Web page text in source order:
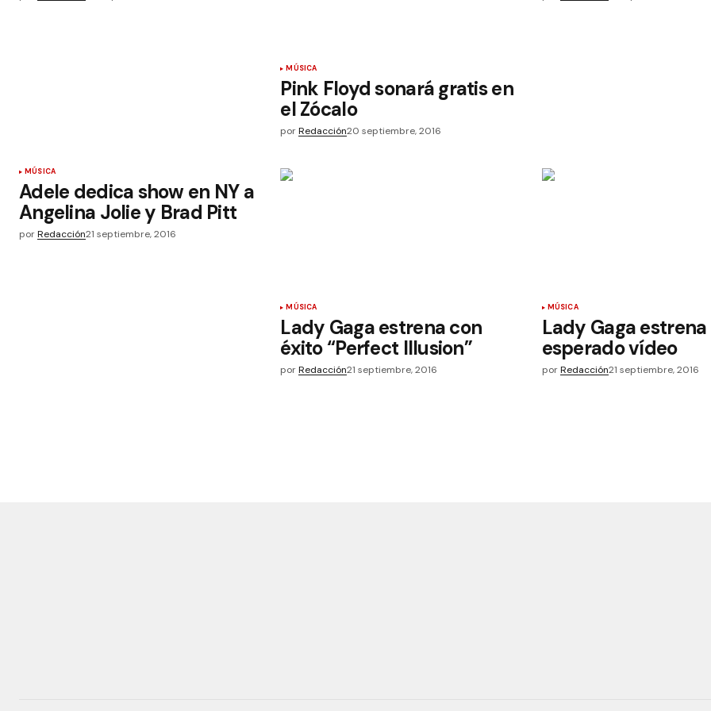
MÚSICA
Pink Floyd sonará gratis en
el Zócalo
por Redacción20 septiembre, 2016
MÚSICA
Adele dedica show en NY a
Angelina Jolie y Brad Pitt
porRedacción21 septiembre, 2016
MÚSICA
Lady Gaga estrena con
éxito “Perfect Illusion”
por Redacción21 septiembre, 2016
MÚSICA
Lady Gaga
esperado vídeo
por Redacción21 septiembre, 2016